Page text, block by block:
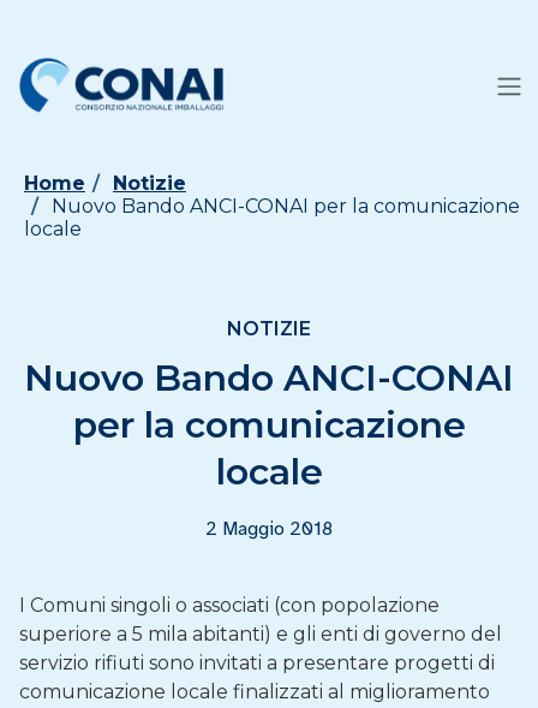
Home
Notizie
Nuovo Bando ANCI-CONAI per la comunicazione
locale
NOTIZIE
Nuovo Bando ANCI-CONAI
per la comunicazione
locale
2 Maggio 2018
I Comuni singoli o associati (con popolazione
superiore a 5 mila abitanti) e gli enti di governo del
servizio rifiuti sono invitati a presentare progetti di
comunicazione locale finalizzati al miglioramento